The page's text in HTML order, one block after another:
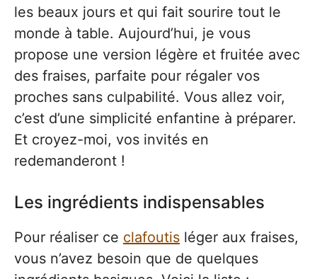
les beaux jours et qui fait sourire tout le
monde à table. Aujourd’hui, je vous
propose une version légère et fruitée avec
des fraises, parfaite pour régaler vos
proches sans culpabilité. Vous allez voir,
c’est d’une simplicité enfantine à préparer.
Et croyez-moi, vos invités en
redemanderont !
Les ingrédients indispensables
Pour réaliser ce clafoutis léger aux fraises,
vous n’avez besoin que de quelques